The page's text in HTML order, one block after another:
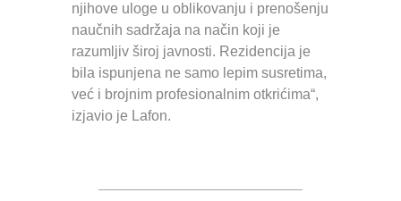
njihove uloge u oblikovanju i prenošenju
naučnih sadržaja na način koji je
razumljiv široj javnosti. Rezidencija je
bila ispunjena ne samo lepim susretima,
već i brojnim profesionalnim otkrićima“,
izjavio je Lafon.